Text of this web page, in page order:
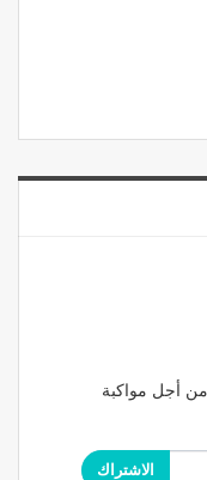
من أجل مواكبة
الاشتراك